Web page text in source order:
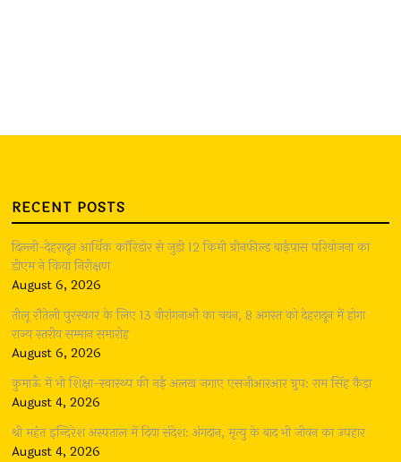
RECENT POSTS
दिल्ली-देहरादून आर्थिक कॉरिडोर से जुड़ी 12 किमी ग्रीनफील्ड बाईपास परियोजना का
डीएम ने किया निरीक्षण
August 6, 2026
तीलू रौतेली पुरस्कार के लिए 13 वीरांगनाओं का चयन, 8 अगस्त को देहरादून में होगा
राज्य स्तरीय सम्मान समारोह
August 6, 2026
कुमाऊँ में भी शिक्षा-स्वास्थ्य की नई अलख जगाए एसजीआरआर ग्रुप: राम सिंह कैड़ा
August 4, 2026
श्री महंत इन्दिरेश अस्पताल में दिया संदेश: अंगदान, मृत्यु के बाद भी जीवन का उपहार
August 4, 2026